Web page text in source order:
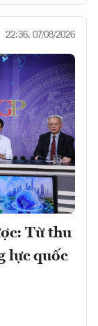
22:36, 07/08/2026
Từ thu
lực quốc